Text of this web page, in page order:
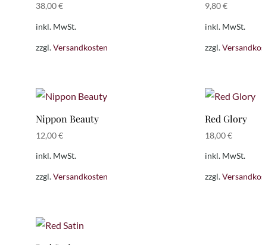
38,00€
inkl. MwSt.
zzgl.Versandkosten
9,80€
inkl. MwSt.
zzgl.
Nippon Beauty
12,00€
inkl. MwSt.
zzgl.Versandkosten
Red Glory
18,00€
inkl. MwSt.
zzgl.